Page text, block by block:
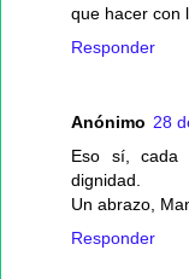
que hacer con
Responder
Anónimo 28
Eso sí, cada
dignidad.
Un abrazo,
Responder